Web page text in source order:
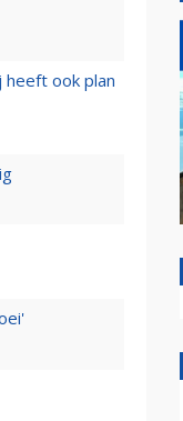
heeft ook plan